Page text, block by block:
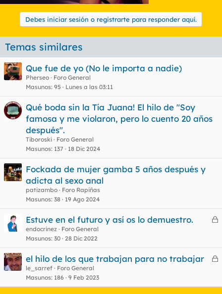
Debes iniciar sesión o registrarte para responder aquí.
Temas similares
Que fue de yo (No le importa a nadie)
Pherseo
Foro General
Masunos 95 Lunes a las 03:11
Qué boda sin la Tía Juana! El hilo de "Soy
famosa y me violaron, pero lo cuento 20 años
después".
Tiboroski
Foro General
Masunos 137 18 Dic 2024
Fockada de mujer gamba 5 años después y
adicta al sexo anal
patizambo
Foro Rapiñas
Masunos 38 19 Ago 2024
C
r
a
Estuve en el futuro y así os lo demuestro.
endocrinez
Foro General
Masunos 30 28 Dic 2022
C
r
el hilo de los que trabajan para no trabajar
le_sarref
Foro General
Masunos 186 9 Feb 2023